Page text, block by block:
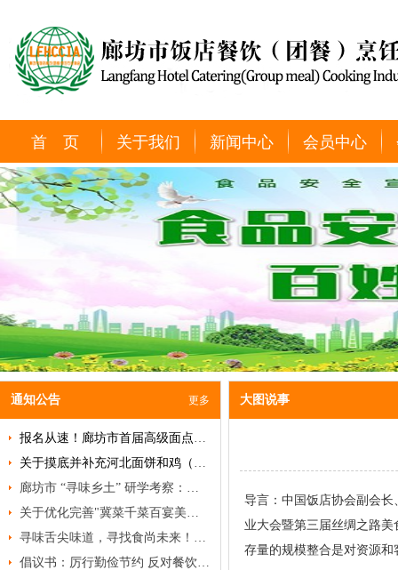
首 页 关于我们 新闻中心 会员中心
通知公告 更多
报名从速！廊坊市首届高级面点研修班即将开班！
关于摸底并补充河北面饼和鸡（禽）类名品、名吃、名菜的通知
廊坊市 “寻味乡土” 研学考察：破局餐饮低迷，挖掘乡土菜商机
关于优化完善"冀菜千菜百宴美食名录"及甄选推荐"河北冀菜百菜百品"活动的通知
寻味舌尖味道，寻找食尚未来！特色食材品鉴沙龙邀您赴约
倡议书：厉行勤俭节约 反对餐饮浪费
大图说事
导言：中国饭店协会副会长
业大会暨第三届丝绸之路
存量的规模整合是对资源和